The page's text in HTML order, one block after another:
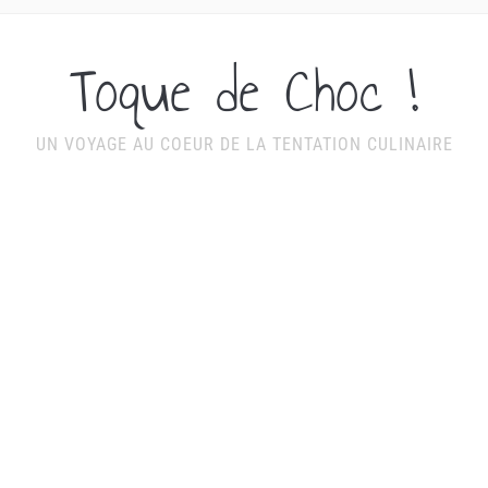
Toque de Choc !
UN VOYAGE AU COEUR DE LA TENTATION CULINAIRE